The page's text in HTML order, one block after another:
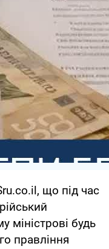
що під час
міністрові будь
правління